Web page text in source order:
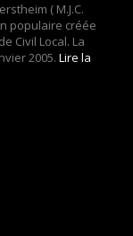
( M.J.C.
populaire créée
Civil Local. La
2005. Lire la